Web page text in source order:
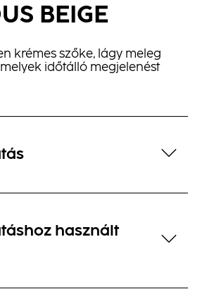
BEIGE
krémes szőke, lágy meleg
időtálló megjelenést
használt